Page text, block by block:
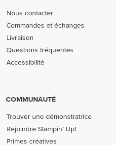
Nous contacter
Commandes et échanges
Livraison
Questions fréquentes
Accessibilité
COMMUNAUTÉ
Trouver une démonstratrice
Rejoindre Stampin’ Up!
Primes créatives